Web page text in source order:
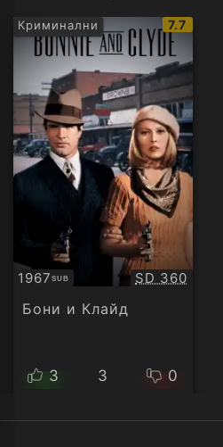
Криминални
IMDb
рейтинг:
7.7
1967SUB
Субтитри Качество:
SD 360
Бони и Клайд
3 3 0